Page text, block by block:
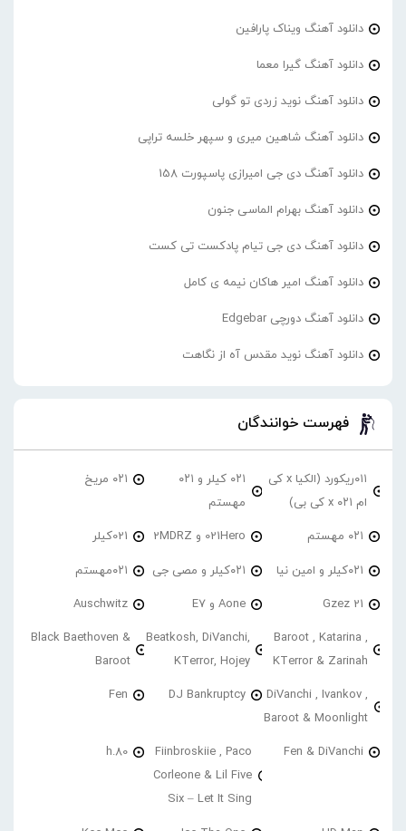
دانلود آهنگ ویناک پارافین
دانلود آهنگ گیرا معما
دانلود آهنگ نوید زردی تو گولی
دانلود آهنگ شاهین میری و سپهر خلسه تراپی
دانلود آهنگ دی جی امیرازی پاسپورت 158
دانلود آهنگ بهرام الماسی جنون
دانلود آهنگ دی جی تیام پادکست تی کست
دانلود آهنگ امیر هاکان نیمه ی کامل
دانلود آهنگ دورچی Edgebar
دانلود آهنگ نوید مقدس آه از نگاهت
فهرست خوانندگان
۰۱۱ریکورد (الکیا x کی
ام ۰۲۱ x کی بی)
۰۲۱ کیلر و ۰۲۱
مهستم
۰۲۱ مریخ
۰۲۱ مهستم 021Hero و 2MDRZ 021کیلر
۰۲۱کیلر و امین نیا ۰۲۱کیلر و مصی جی ۰۲۱مهستم
21 Gzez Aone و E7 Auschwitz
Baroot , Katarina ,
KTerror & Zarinah
Beatkosh, DiVanchi,
KTerror, Hojey
Black Baethoven &
Baroot
DiVanchi , Ivankov ,
Baroot & Moonlight
DJ Bankruptcy
Fen
Fen & DiVanchi
Fiinbroskiie , Paco
Corleone & Lil Five
Six – Let It Sing
h.80